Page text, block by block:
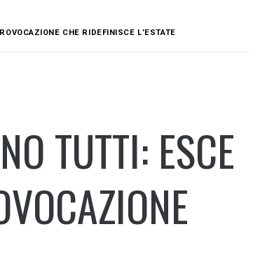
CHE RIDEFINISCE L’ESTATE
TUTTI: ESCE